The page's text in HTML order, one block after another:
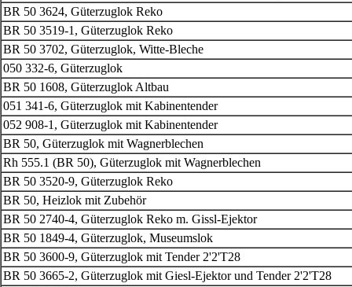
BR 50 3624, Güterzuglok Reko
BR 50 3519-1, Güterzuglok Reko
BR 50 3702, Güterzuglok, Witte-Bleche
050 332-6, Güterzuglok
BR 50 1608, Güterzuglok Altbau
051 341-6, Güterzuglok mit Kabinentender
052 908-1, Güterzuglok mit Kabinentender
BR 50, Güterzuglok mit Wagnerblechen
Rh 555.1 (BR 50), Güterzuglok mit Wagnerblechen
BR 50 3520-9, Güterzuglok Reko
BR 50, Heizlok mit Zubehör
BR 50 2740-4, Güterzuglok Reko m. Gissl-Ejektor
BR 50 1849-4, Güterzuglok, Museumslok
BR 50 3600-9, Güterzuglok mit Tender 2'2'T28
BR 50 3665-2, Güterzuglok mit Giesl-Ejektor und Tender 2'2'T28